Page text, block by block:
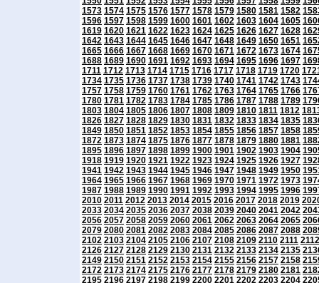
1573 1574 1575 1576 1577 1578 1579 1580 1581 1582
1596 1597 1598 1599 1600 1601 1602 1603 1604 1605
1619 1620 1621 1622 1623 1624 1625 1626 1627 1628
1642 1643 1644 1645 1646 1647 1648 1649 1650 1651
1665 1666 1667 1668 1669 1670 1671 1672 1673 1674
1688 1689 1690 1691 1692 1693 1694 1695 1696 1697
1711 1712 1713 1714 1715 1716 1717 1718 1719 1720
1734 1735 1736 1737 1738 1739 1740 1741 1742 1743
1757 1758 1759 1760 1761 1762 1763 1764 1765 1766
1780 1781 1782 1783 1784 1785 1786 1787 1788 1789
1803 1804 1805 1806 1807 1808 1809 1810 1811 1812
1826 1827 1828 1829 1830 1831 1832 1833 1834 1835
1849 1850 1851 1852 1853 1854 1855 1856 1857 1858
1872 1873 1874 1875 1876 1877 1878 1879 1880 1881
1895 1896 1897 1898 1899 1900 1901 1902 1903 1904
1918 1919 1920 1921 1922 1923 1924 1925 1926 1927
1941 1942 1943 1944 1945 1946 1947 1948 1949 1950
1964 1965 1966 1967 1968 1969 1970 1971 1972 1973
1987 1988 1989 1990 1991 1992 1993 1994 1995 1996
2010 2011 2012 2013 2014 2015 2016 2017 2018 2019
2033 2034 2035 2036 2037 2038 2039 2040 2041 2042
2056 2057 2058 2059 2060 2061 2062 2063 2064 2065
2079 2080 2081 2082 2083 2084 2085 2086 2087 2088
2102 2103 2104 2105 2106 2107 2108 2109 2110 2111 2112
2126 2127 2128 2129 2130 2131 2132 2133 2134 2135
2149 2150 2151 2152 2153 2154 2155 2156 2157 2158
2172 2173 2174 2175 2176 2177 2178 2179 2180 2181
2195 2196 2197 2198 2199 2200 2201 2202 2203 2204